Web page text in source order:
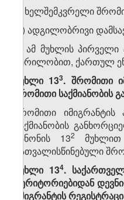
ზ) ხელშემკვრელი
თ) ადგილობრივი
2. ამ მუხლის
წერილობით, ქართულ
მუხლი 13​3. შრომითი
შრომითი საქმიანობის
შრომითი
საქმიანობის
კანონის 13​2
მუხლით
გათვალისწინებული
მუხლი 13​4.
ტერიტორიებიდან
იმიგრანტის